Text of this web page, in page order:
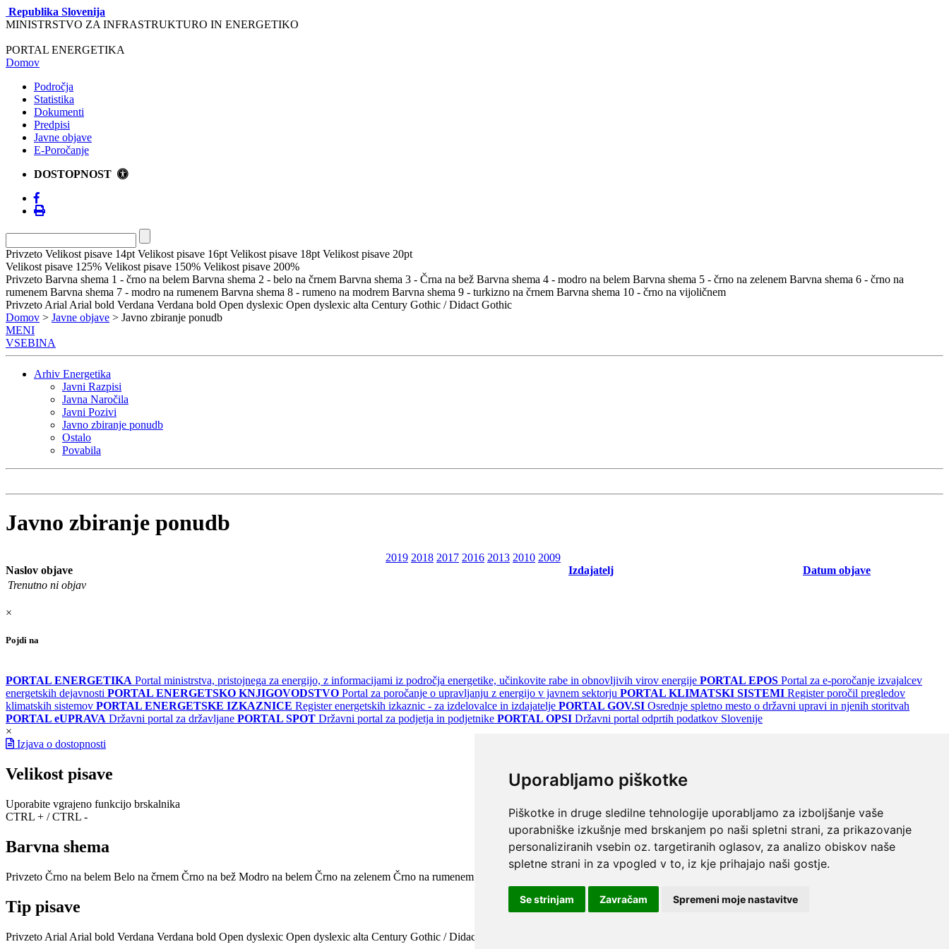
Uporabljamo piškotke
Piškotke in druge sledilne tehnologije uporabljamo za izboljšanje vaše
uporabniške izkušnje med brskanjem po naši spletni strani, za prikazovanje
personaliziranih vsebin oz. targetiranih oglasov, za analizo obiskov naše
spletne strani in za vpogled v to, iz kje prihajajo naši gostje.
Se strinjam Zavračam Spremeni moje nastavitve
Republika Slovenija
MINISTRSTVO ZA INFRASTRUKTURO IN ENERGETIKO
PORTAL ENERGETIKA
Domov
Področja
Statistika
Dokumenti
Predpisi
Javne objave
E-Poročanje
DOSTOPNOST
Privzeto Velikost pisave 14pt Velikost pisave 16pt Velikost pisave 18pt Velikost pisave 20pt
Velikost pisave 125% Velikost pisave 150% Velikost pisave 200%
Privzeto Barvna shema 1 - črno na belem Barvna shema 2 - belo na črnem Barvna shema 3 - Črna na bež Barvna shema 4 - modro na belem Barvna shema 5 - črno na zelenem Barvna shema 6 - črno na
rumenem Barvna shema 7 - modro na rumenem Barvna shema 8 - rumeno na modrem Barvna shema 9 - turkizno na črnem Barvna shema 10 - črno na vijoličnem
Privzeto Arial Arial bold Verdana Verdana bold Open dyslexic Open dyslexic alta Century Gothic / Didact Gothic
Domov > Javne objave > Javno zbiranje ponudb
MENI
VSEBINA
Arhiv Energetika
Javni Razpisi
Javna Naročila
Javni Pozivi
Javno zbiranje ponudb
Ostalo
Povabila
Javno zbiranje ponudb
2019 2018 2017 2016 2013 2010 2009
Naslov objave
Izdajatelj
Datum objave
Trenutno ni objav
×
Pojdi na
PORTAL ENERGETIKA Portal ministrstva, pristojnega za energijo, z informacijami iz področja energetike, učinkovite rabe in obnovljivih virov energije PORTAL EPOS Portal za e-poročanje izvajalcev
energetskih dejavnosti PORTAL ENERGETSKO KNJIGOVODSTVO Portal za poročanje o upravljanju z energijo v javnem sektorju PORTAL KLIMATSKI SISTEMI Register poročil pregledov
klimatskih sistemov PORTAL ENERGETSKE IZKAZNICE Register energetskih izkaznic - za izdelovalce in izdajatelje PORTAL GOV.SI Osrednje spletno mesto o državni upravi in njenih storitvah
PORTAL eUPRAVA Državni portal za državljane PORTAL SPOT Državni portal za podjetja in podjetnike PORTAL OPSI Državni portal odprtih podatkov Slovenije
×
Izjava o dostopnosti
Velikost pisave
Uporabite vgrajeno funkcijo brskalnika
CTRL + / CTRL -
Barvna shema
Privzeto Črno na belem Belo na črnem Črno na bež Modro na belem Črno na zelenem Črno na rumenem
Tip pisave
Privzeto Arial Arial bold Verdana Verdana bold Open dyslexic Open dyslexic alta Century Gothic / Didact Gothic